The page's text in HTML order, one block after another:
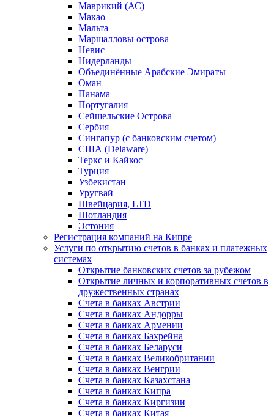
Маврикий (АС)
Макао
Мальта
Маршалловы острова
Нeвис
Нидерланды
Объединённые Арабские Эмираты
Оман
Панама
Португалия
Сейшельские Острова
Сербия
Сингапур (c банковским счетом)
США (Delaware)
Теркс и Кайкос
Турция
Узбекистан
Уругвай
Швейцария, LTD
Шотландия
Эстония
Регистрация компаний на Кипре
Услуги по открытию счетов в банках и платежных
системах
Открытие банковских счетов за рубежом
Открытие личных и корпоративных счетов в
дружественных странах
Счета в банках Австрии
Счета в банках Андорры
Счета в банках Армении
Счета в банках Бахрейна
Счета в банках Беларуси
Счета в банках Великобритании
Счета в банках Венгрии
Счета в банках Казахстана
Счета в банках Кипра
Счета в банках Киргизии
Счета в банках Китая